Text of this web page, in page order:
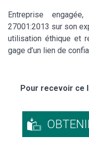
Entreprise
27001:2013 sur son
utilisation éthique et
gage d’un lien de
Pour recevoir ce